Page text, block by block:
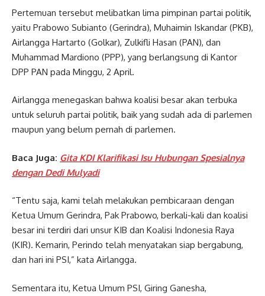
Pertemuan tersebut melibatkan lima pimpinan partai politik,
yaitu Prabowo Subianto (Gerindra), Muhaimin Iskandar (PKB),
Airlangga Hartarto (Golkar), Zulkifli Hasan (PAN), dan
Muhammad Mardiono (PPP), yang berlangsung di Kantor
DPP PAN pada Minggu, 2 April.
Airlangga menegaskan bahwa koalisi besar akan terbuka
untuk seluruh partai politik, baik yang sudah ada di parlemen
maupun yang belum pernah di parlemen.
Baca Juga: Gita KDI Klarifikasi Isu Hubungan Spesialnya
dengan Dedi Mulyadi
“Tentu saja, kami telah melakukan pembicaraan dengan
Ketua Umum Gerindra, Pak Prabowo, berkali-kali dan koalisi
besar ini terdiri dari unsur KIB dan Koalisi Indonesia Raya
(KIR). Kemarin, Perindo telah menyatakan siap bergabung,
dan hari ini PSI,” kata Airlangga.
Sementara itu, Ketua Umum PSI, Giring Ganesha,